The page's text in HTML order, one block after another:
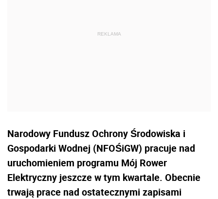
Narodowy Fundusz Ochrony Środowiska i
Gospodarki Wodnej (NFOŚiGW) pracuje nad
uruchomieniem programu Mój Rower
Elektryczny jeszcze w tym kwartale. Obecnie
trwają prace nad ostatecznymi zapisami